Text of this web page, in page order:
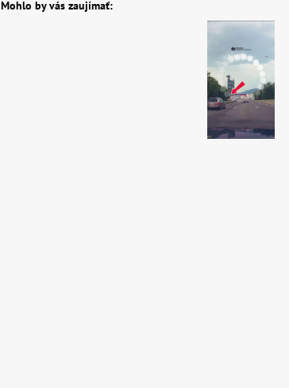
Mohlo by vás zaujímať: